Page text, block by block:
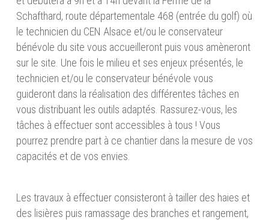
Schafthard, route départementale 468 (entrée du golf) où
le technicien du CEN Alsace et/ou le conservateur
bénévole du site vous accueilleront puis vous amèneront
sur le site. Une fois le milieu et ses enjeux présentés, le
technicien et/ou le conservateur bénévole vous
guideront dans la réalisation des différentes tâches en
vous distribuant les outils adaptés. Rassurez-vous, les
tâches à effectuer sont accessibles à tous ! Vous
pourrez prendre part à ce chantier dans la mesure de vos
capacités et de vos envies.
Les travaux à effectuer consisteront à tailler des haies et
des lisières puis ramassage des branches et rangement,